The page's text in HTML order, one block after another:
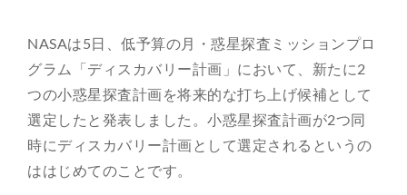
月を知ろう
月と遊ぼう
月・惑星へ
NASAは5日、低予算の月・惑星探査ミッションプロ
グラム「ディスカバリー計画」において、新たに2
つの小惑星探査計画を将来的な打ち上げ候補として
選定したと発表しました。小惑星探査計画が2つ同
時にディスカバリー計画として選定されるというの
ははじめてのことです。